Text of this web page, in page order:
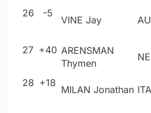
26 -5
VINE Jay
27 +40 ARENSMAN
Thymen
28 +18
MILAN Jonathan ITA